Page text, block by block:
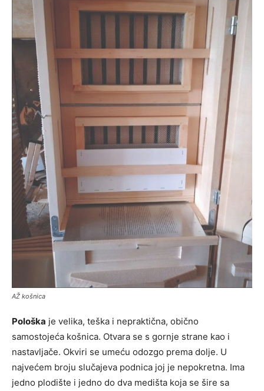
AŽ košnica
Pološka je velika, teška i nepraktična, obično
samostojeća košnica. Otvara se s gornje strane kao i
nastavljače. Okviri se umeću odozgo prema dolje. U
najvećem broju slučajeva podnica joj je nepokretna. Ima
jedno plodište i jedno do dva medišta koja se šire sa